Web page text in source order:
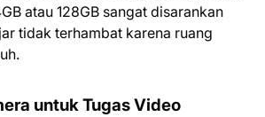
atau 128GB sangat disarankan
tidak terhambat karena ruang
untuk Tugas Video